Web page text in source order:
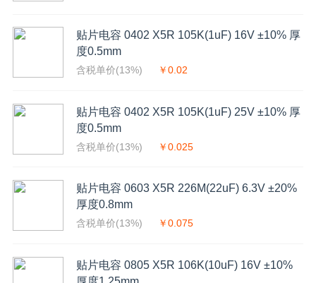
贴片电容 0402 X5R 105K(1uF) 16V ±10% 厚
度0.5mm
含税单价(13%) ￥0.02
贴片电容 0402 X5R 105K(1uF) 25V ±10% 厚
度0.5mm
含税单价(13%) ￥0.025
贴片电容 0603 X5R 226M(22uF) 6.3V ±20%
厚度0.8mm
含税单价(13%) ￥0.075
贴片电容 0805 X5R 106K(10uF) 16V ±10%